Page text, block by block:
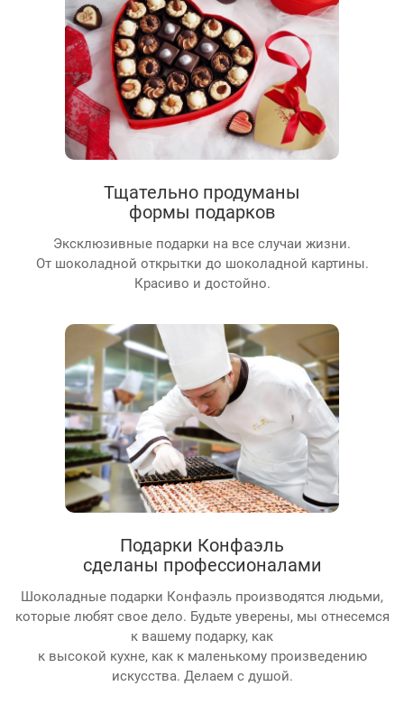
Тщательно продуманы
формы подарков
Эксклюзивные подарки на все случаи жизни.
От шоколадной открытки до шоколадной картины.
Красиво и достойно.
Подарки Конфаэль
сделаны профессионалами
Шоколадные подарки Конфаэль производятся людьми,
которые любят свое дело. Будьте уверены, мы отнесемся
к вашему подарку, как
к высокой кухне, как к маленькому произведению
искусства. Делаем с душой.